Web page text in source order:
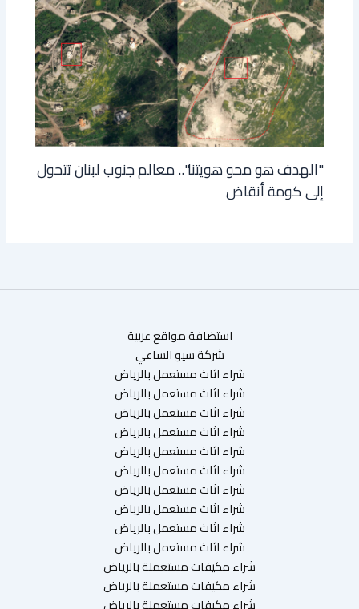
"الهدف هو محو هويتنا".. معالم جنوب لبنان تتحول
إلى كومة أنقاض
استضافة مواقع عربية
شركة سيو الساعي
شراء اثاث مستعمل بالرياض
شراء اثاث مستعمل بالرياض
شراء اثاث مستعمل بالرياض
شراء اثاث مستعمل بالرياض
شراء اثاث مستعمل بالرياض
شراء اثاث مستعمل بالرياض
شراء اثاث مستعمل بالرياض
شراء اثاث مستعمل بالرياض
شراء اثاث مستعمل بالرياض
شراء اثاث مستعمل بالرياض
شراء مكيفات مستعملة بالرياض
شراء مكيفات مستعملة بالرياض